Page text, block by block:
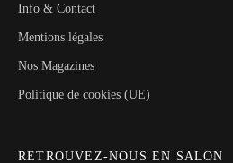
Info & Contact
Mentions légales
Nos Magazines
Politique de cookies (UE)
RETROUVEZ-NOUS EN SALON